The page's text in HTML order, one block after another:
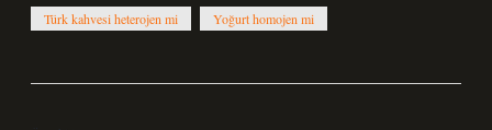
Türk kahvesi heterojen mi Yoğurt homojen mi